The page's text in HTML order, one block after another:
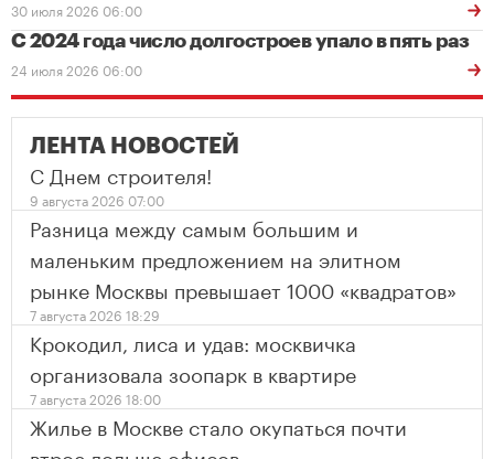
30 июля 2026 06:00
С 2024 года число долгостроев упало в пять раз
24 июля 2026 06:00
ЛЕНТА НОВОСТЕЙ
С Днем строителя!
9 августа 2026 07:00
Разница между самым большим и
маленьким предложением на элитном
рынке Москвы превышает 1000 «квадратов»
7 августа 2026 18:29
Крокодил, лиса и удав: москвичка
организовала зоопарк в квартире
7 августа 2026 18:00
Жилье в Москве стало окупаться почти